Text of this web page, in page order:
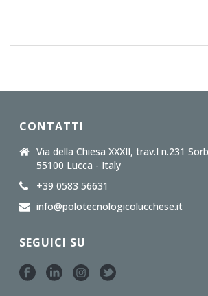
CONTATTI
Via della Chiesa XXXII, trav.I n.231
55100 Lucca - Italy
+39 0583 56631
info@polotecnologicolucchese.it
SEGUICI SU